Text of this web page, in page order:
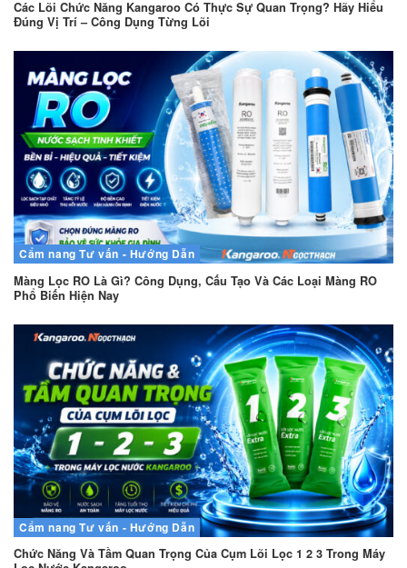
Các Lõi Chức Năng Kangaroo Có Thực Sự Quan Trọng? Hãy Hiểu
Đúng Vị Trí – Công Dụng Từng Lõi
Cẩm nang Tư vấn - Hướng Dẫn
Màng Lọc RO Là Gì? Công Dụng, Cấu Tạo Và Các Loại Màng RO
Phổ Biến Hiện Nay
Cẩm nang Tư vấn - Hướng Dẫn
Chức Năng Và Tầm Quan Trọng Của Cụm Lõi Lọc 1 2 3 Trong Máy